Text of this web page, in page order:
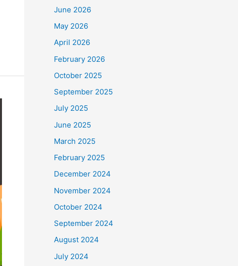
June 2026
May 2026
April 2026
February 2026
October 2025
September 2025
July 2025
June 2025
March 2025
February 2025
December 2024
November 2024
October 2024
September 2024
August 2024
July 2024